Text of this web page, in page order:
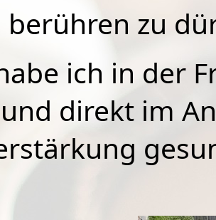
berühren zu
ich in der
direkt im